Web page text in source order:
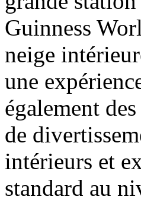
Guinness
neige
une
également
de
intérieurs et
standard au